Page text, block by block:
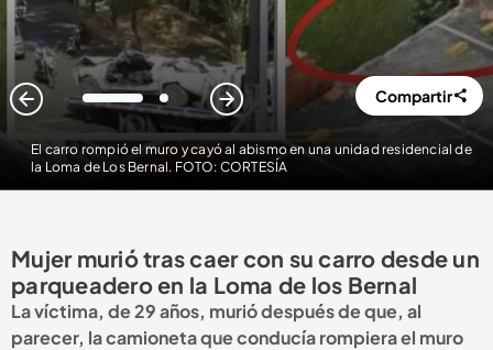
El carro rompió el muro y cayó al abismo en una unidad residencial de
la Loma de Los Bernal. FOTO: CORTESÍA
1 2 Compartir
Mujer murió tras caer con su carro desde un
parqueadero en la Loma de los Bernal
La víctima, de 29 años, murió después de que, al
parecer, la camioneta que conducía rompiera el muro